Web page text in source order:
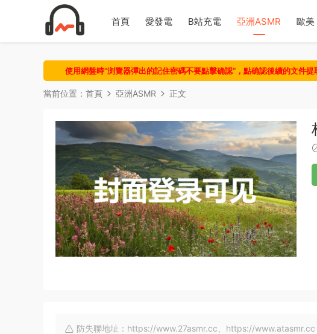
首頁 愛發電 B站充電 亞洲ASMR 歐美
使用網盤時“浏覽器彈出的記住密碼不要點擊确認“，點确認後續的文件
當前位置： 首頁 亞洲ASMR 正文
防失聯地址：https://www.27asmr.cc、https://